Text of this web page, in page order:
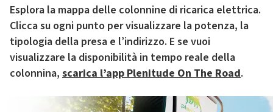
Esplora la mappa delle colonnine di ricarica elettrica.
Clicca su ogni punto per visualizzare la potenza, la
tipologia della presa e l’indirizzo. E se vuoi
visualizzare la disponibilità in tempo reale della
colonnina, scarica l’app Plenitude On The Road.